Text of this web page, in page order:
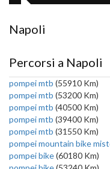
Napoli
Percorsi a Napoli
pompei mtb (55910 Km)
pompei mtb (53200 Km)
pompei mtb (40500 Km)
pompei mtb (39400 Km)
pompei mtb (31550 Km)
pompei mountain bike
pompei bike(60180 Km)